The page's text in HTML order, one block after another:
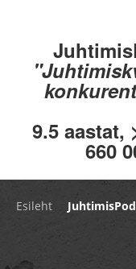
9.5 aastat,
660
Esileht